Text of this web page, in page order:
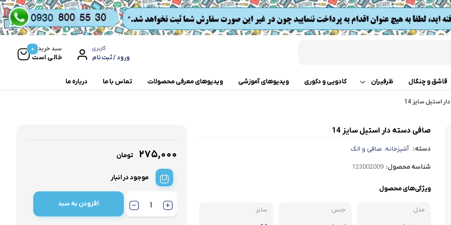
کاربری
ورود / ثبت نام
سبد خرید
خالی است
0
خردکن
قاشق و چنگال ظرفیران
تابه دو دسته
تابه های تک دسته دربدار
کادویی و دکوری ویدیوهای آموزشی ویدیوهای معرفی محصولات تماس با ما درباره ما
استیل سایز 14
صافی دسته دار استیل سایز 14
دسته: آشپزخانه، صافی و الک
شناسه محصول: 123002009
ویژگی‌های محصول
مدل جنس سایز
۲۷۵,۰۰۰ تومان
موجود در انبار
افزودن به سبد